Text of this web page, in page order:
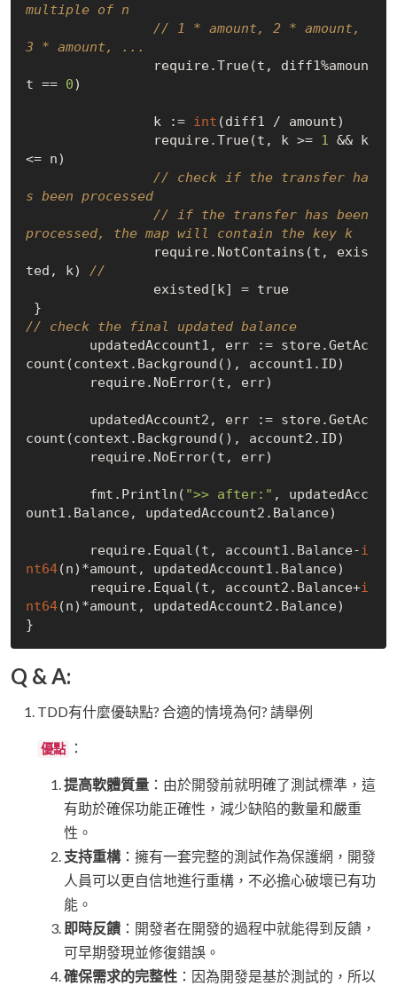
multiple of n
// 1 * amount, 2 * amount,
3 * amount, ...
t == 0)
		k :=
int (diff1 / amount)
		require.True(t, k >=
1 && k
<= n)
// check if the transfer ha
s been processed
// if the transfer has been
processed, the map will contain the key k
ted, k) //
		existed[k] =
true
// check the final updated balance
count(context.Background(), account1.ID)
count(context.Background(), account2.ID)
	fmt.Println(
">> after:" , updatedAcc
ount1.Balance, updatedAccount2.Balance)
	require.Equal(t, account1.Balance-
i
nt64(n)*amount, updatedAccount1.Balance)
	require.Equal(t, account2.Balance+
i
nt64(n)*amount, updatedAccount2.Balance)
Q & A:
TDD有什麼優缺點? 合適的情境為何? 請舉例
優點 ：
提高軟體質量 ：由於開發前就明確了測試標準，這
有助於確保功能正確性，減少缺陷的數量和嚴重
性。
支持重構：擁有一套完整的測試作為保護網，開發
人員可以更自信地進行重構，不必擔心破壞已有功
能。
即時反饋 ：開發者在開發的過程中就能得到反饋，
可早期發現並修復錯誤。
確保需求的完整性 ：因為開發是基於測試的，所以